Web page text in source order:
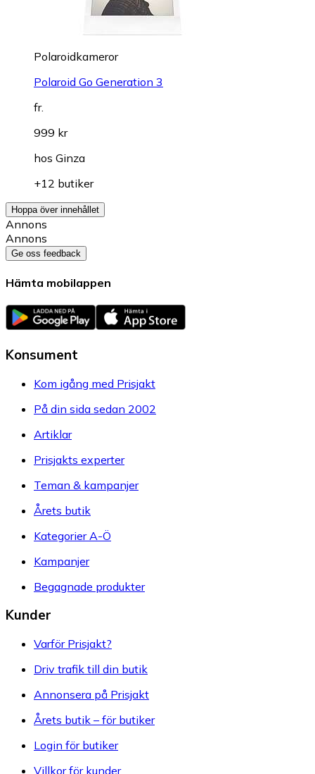
Polaroidkameror
Polaroid Go Generation 3
fr.
999 kr
hos Ginza
+12 butiker
Hoppa över innehållet
Annons
Annons
Ge oss feedback
Hämta mobilappen
Konsument
Kom igång med Prisjakt
På din sida sedan 2002
Artiklar
Prisjakts experter
Teman & kampanjer
Årets butik
Kategorier A-Ö
Kampanjer
Begagnade produkter
Kunder
Varför Prisjakt?
Driv trafik till din butik
Annonsera på Prisjakt
Årets butik – för butiker
Login för butiker
Villkor för kunder